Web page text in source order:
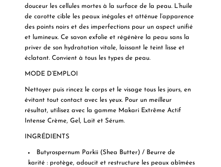
douceur les cellules mortes à la surface de la peau. L’huile
de carotte cible les peaux inégales et atténue l’apparence
des points noirs et des imperfections pour un aspect unifié
et lumineux. Ce savon exfolie et régénère la peau sans la
priver de son hydratation vitale, laissant le teint lisse et
éclatant. Convient à tous les types de peau.
MODE D’EMPLOI
Nettoyer puis rincez le corps et le visage tous les jours, en
évitant tout contact avec les yeux. Pour un meilleur
résultat, utilisez avec la gamme Makari Extrême Actif
Intense Crème, Gel, Lait et Sérum.
INGRÉDIENTS
Butyrospernum Parkii (Shea Butter) / Beurre de
karité: protège, adoucit et restructure les peaux abîmées